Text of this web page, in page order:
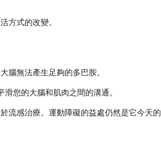
方式的改變。
腦無法產生足夠的多巴胺。
您的大腦和肌肉之間的溝通。
流感治療。運動障礙的益處仍然是它今天的